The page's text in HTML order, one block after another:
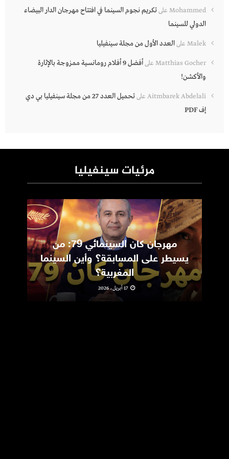
Mohammed علىتكريم نجوم السينما في افتتاح مهرجان الدار البيضاء
الدولي للسينما
Malek علىالعدد الأول من مجلة سينفيليا
Matthias Gocher على
أفضل 9 أفلام رومانسية ممزوجة بالإثارة
والأكشن!
Aitmbarek Abdelali على
تحميل العدد 27 من مجلة سينفيليا بي دي
إف PDF
مرئيات سينفيليا
مهرجان كان السينمائي 79: من
يسيطر على المسابقة؟ وأين السينما
المغربية؟
17 أبريل، 2026